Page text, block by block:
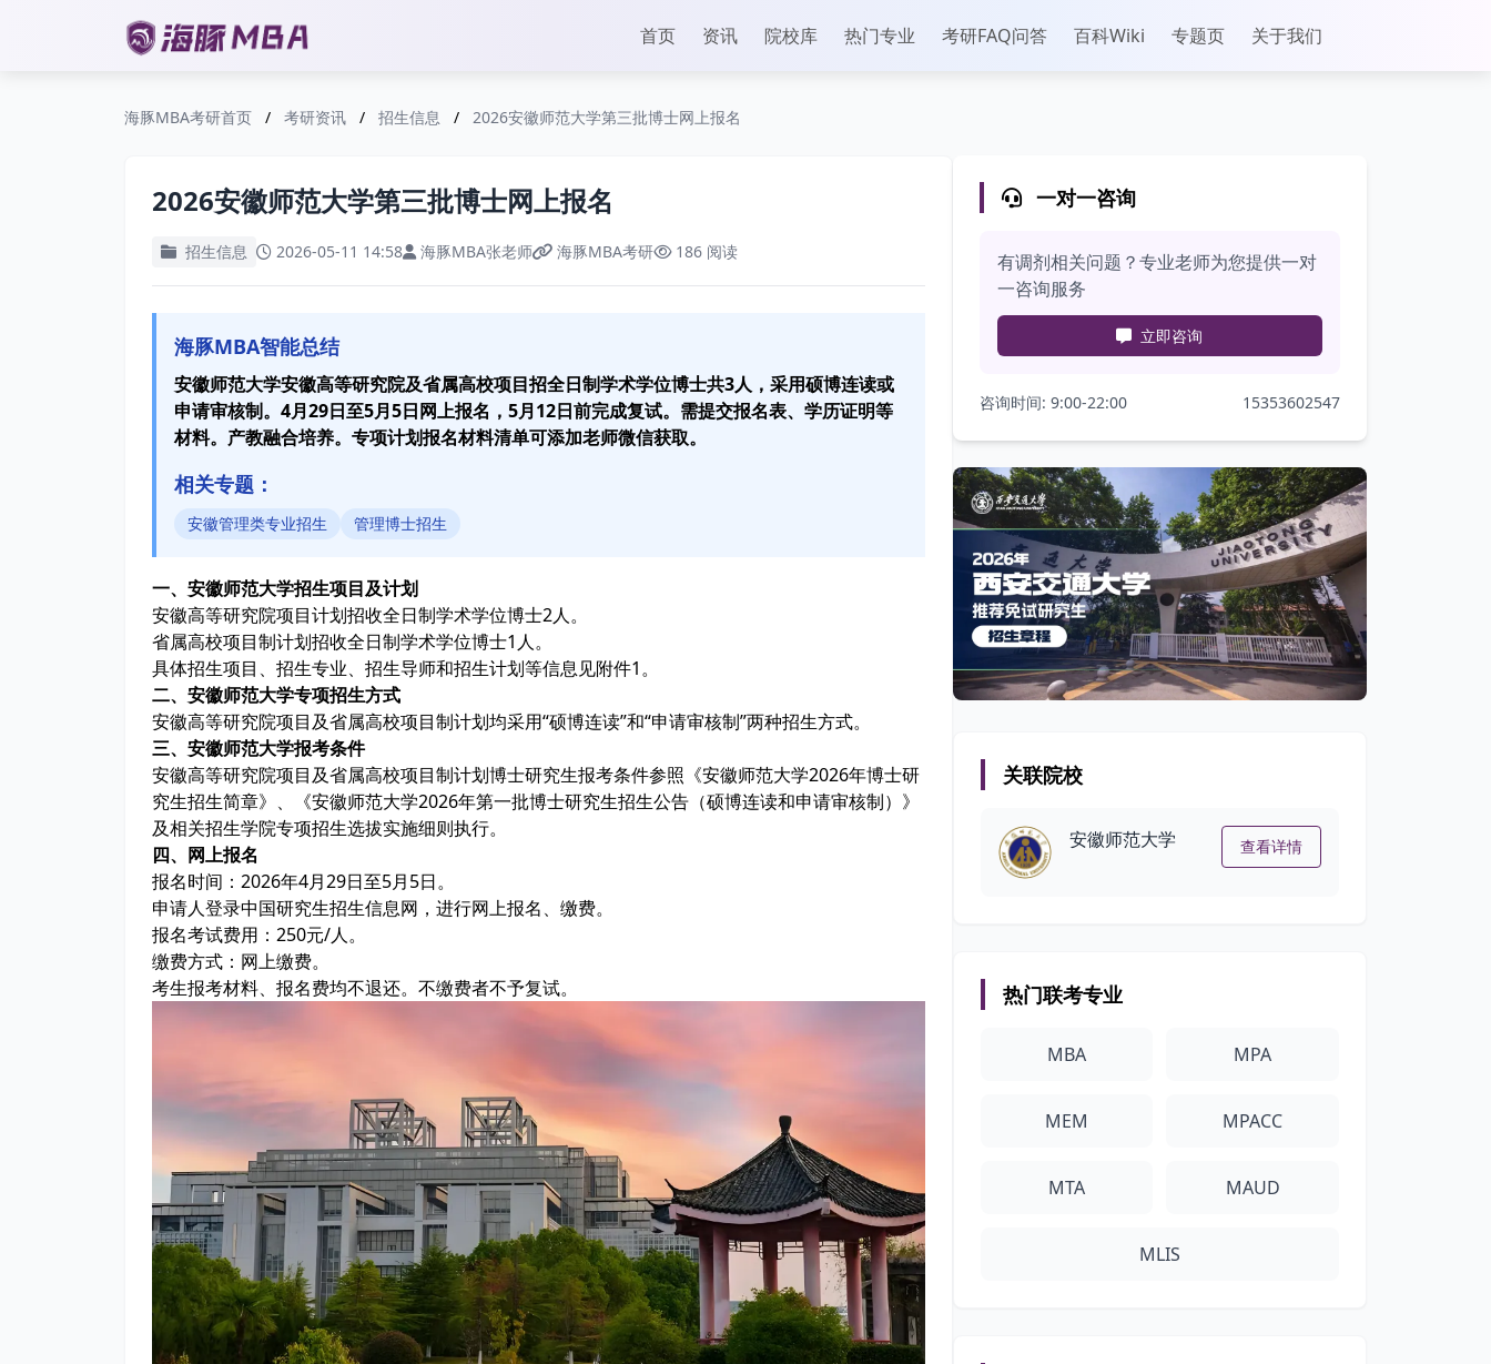
首页 资讯 院校库 热门专业 考研FAQ问答 百科Wiki 专题页 关于我们
海豚MBA考研首页 / 考研资讯 / 招生信息 / 2026安徽师范大学第三批博士网上报名
2026安徽师范大学第三批博士网上报名
招生信息 2026-05-11 14:58 海豚MBA张老师 海豚MBA考研 186 阅读
海豚MBA智能总结
安徽师范大学安徽高等研究院及省属高校项目招全日制学术学位博士共3人，采用硕博连读或
申请审核制。4月29日至5月5日网上报名，5月12日前完成复试。需提交报名表、学历证明等
材料。产教融合培养。专项计划报名材料清单可添加老师微信获取。
相关专题：
安徽管理类专业招生 管理博士招生
一、安徽师范大学招生项目及计划
安徽高等研究院项目计划招收全日制学术学位博士2人。
省属高校项目制计划招收全日制学术学位博士1人。
具体招生项目、招生专业、招生导师和招生计划等信息见附件1。
二、安徽师范大学专项招生方式
安徽高等研究院项目及省属高校项目制计划均采用“硕博连读”和“申请审核制”两种招生方式。
三、安徽师范大学报考条件
安徽高等研究院项目及省属高校项目制计划博士研究生报考条件参照《安徽师范大学2026年博士研
究生招生简章》、《安徽师范大学2026年第一批博士研究生招生公告（硕博连读和申请审核制）》
及相关招生学院专项招生选拔实施细则执行。
四、网上报名
报名时间：2026年4月29日至5月5日。
申请人登录中国研究生招生信息网，进行网上报名、缴费。
报名考试费用：250元/人。
缴费方式：网上缴费。
考生报考材料、报名费均不退还。不缴费者不予复试。
一对一咨询
有调剂相关问题？专业老师为您提供一对
一咨询服务
立即咨询
咨询时间: 9:00-22:00 15353602547
关联院校
安徽师范大学 查看详情
热门联考专业
MBA MPA
MEM MPACC
MTA MAUD
MLIS